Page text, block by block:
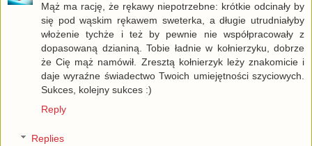
Mąż ma rację, że rękawy niepotrzebne: krótkie odcinały by
się pod wąskim rękawem sweterka, a długie utrudniałyby
włożenie tychże i też by pewnie nie współpracowały z
dopasowaną dzianiną. Tobie ładnie w kołnierzyku, dobrze
że Cię mąż namówił. Zresztą kołnierzyk leży znakomicie i
daje wyraźne świadectwo Twoich umiejętności szyciowych.
Sukces, kolejny sukces :)
Reply
Replies